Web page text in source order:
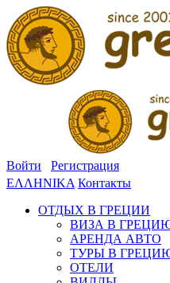
Войти
Регистрация
ΕΛΛΗΝΙΚΑ Контакты
ОТДЫХ В ГРЕЦИИ
ВИЗА В
АРЕНДА АВТО
ТУРЫ В
ОТЕЛИ